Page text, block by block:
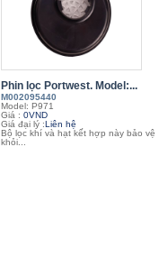
Phin lọc Portwest. Model:...
M002095440
Model: P971
Giá : 0VND
Giá đại lý :Liên hệ
Bộ lọc khí và hạt kết hợp này bảo vệ
khỏi...